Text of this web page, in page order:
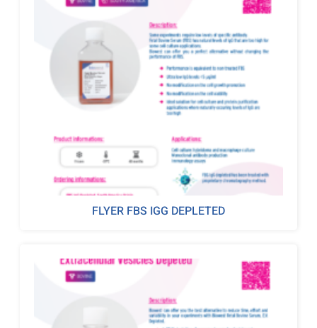
FLYER FBS IGG DEPLETED